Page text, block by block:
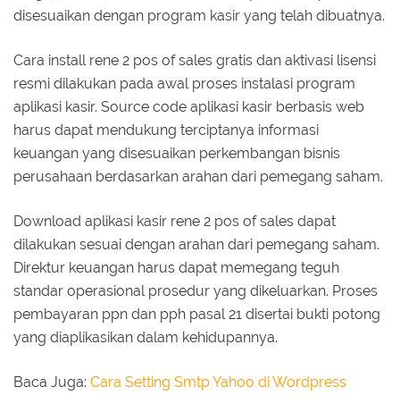
disesuaikan dengan program kasir yang telah dibuatnya.
Cara install rene 2 pos of sales gratis dan aktivasi lisensi
resmi dilakukan pada awal proses instalasi program
aplikasi kasir. Source code aplikasi kasir berbasis web
harus dapat mendukung terciptanya informasi
keuangan yang disesuaikan perkembangan bisnis
perusahaan berdasarkan arahan dari pemegang saham.
Download aplikasi kasir rene 2 pos of sales dapat
dilakukan sesuai dengan arahan dari pemegang saham.
Direktur keuangan harus dapat memegang teguh
standar operasional prosedur yang dikeluarkan. Proses
pembayaran ppn dan pph pasal 21 disertai bukti potong
yang diaplikasikan dalam kehidupannya.
Baca Juga: Cara Setting Smtp Yahoo di Wordpress